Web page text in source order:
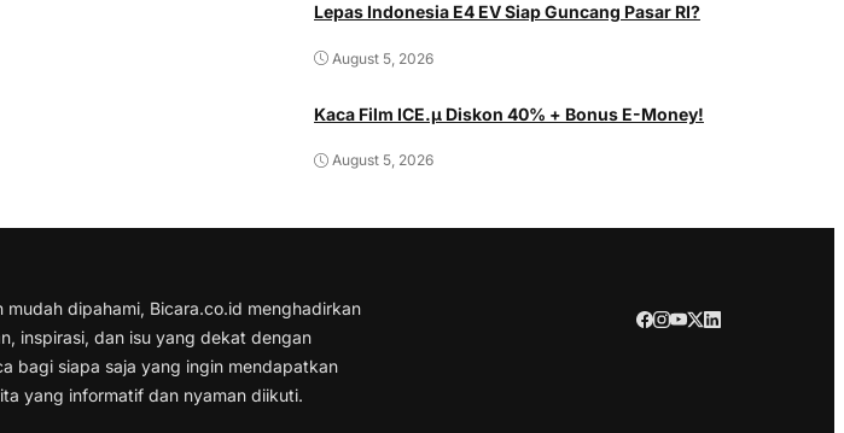
Lepas Indonesia E4 EV Siap Guncang Pasar RI?
August 5, 2026
Kaca Film ICE.µ Diskon 40% + Bonus E-Money!
August 5, 2026
dipahami, Bicara.co.id menghadirkan
inspirasi, dan isu yang dekat dengan
bagi siapa saja yang ingin mendapatkan
yang informatif dan nyaman diikuti.